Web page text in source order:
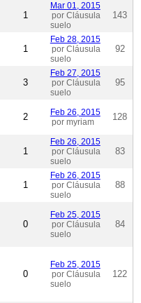
1
Mar 01, 2015
por Cláusula
suelo
143
1
Feb 28, 2015
por Cláusula
suelo
92
3
Feb 27, 2015
por Cláusula
suelo
95
2
Feb 26, 2015
por myriam
128
1
Feb 26, 2015
por Cláusula
suelo
83
1
Feb 26, 2015
por Cláusula
suelo
88
0
Feb 25, 2015
por Cláusula
suelo
84
0
Feb 25, 2015
por Cláusula
suelo
122